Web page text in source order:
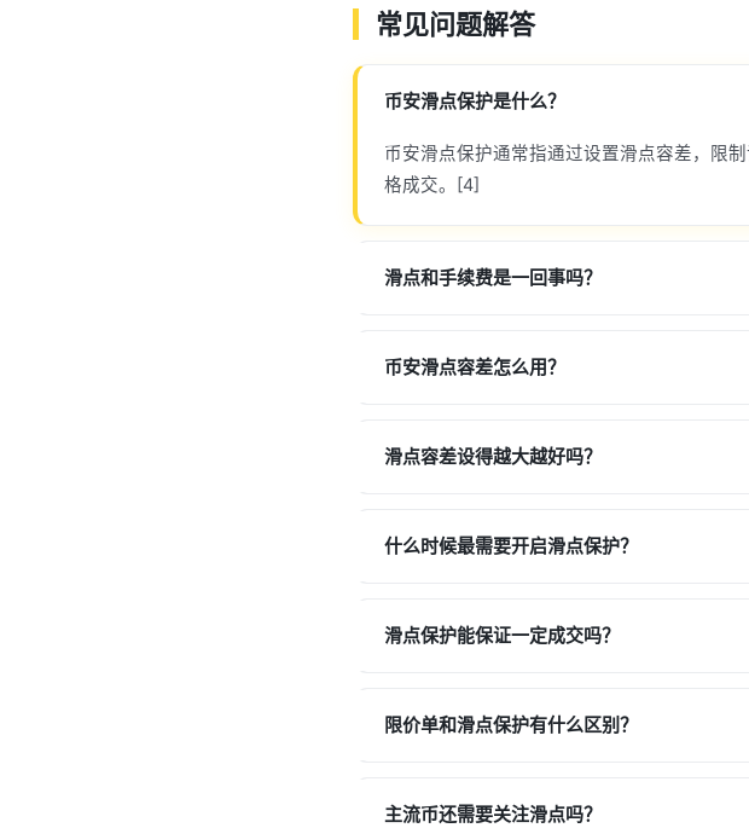
常见问题解答
币安滑点保护是什么？
币安滑点保护通常指通过设置滑点容差，限
格成交。[4]
滑点和手续费是一回事吗？
币安滑点容差怎么用？
滑点容差设得越大越好吗？
什么时候最需要开启滑点保护？
滑点保护能保证一定成交吗？
限价单和滑点保护有什么区别？
主流币还需要关注滑点吗？